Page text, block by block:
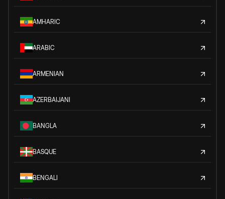
AMHARIC
ARABIC
ARMENIAN
AZERBAIJANI
BANGLA
BASQUE
BENGALI